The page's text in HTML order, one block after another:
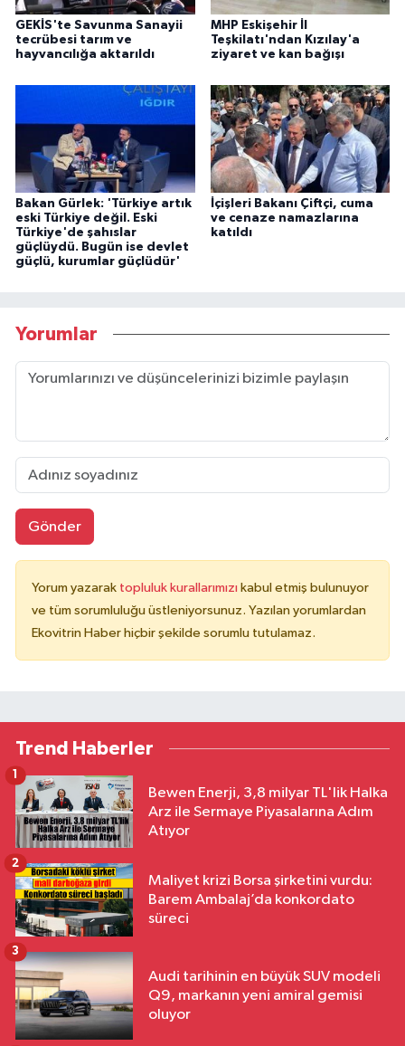
GEKİS'te Savunma Sanayii
tecrübesi tarım ve
hayvancılığa aktarıldı
MHP Eskişehir İl
Teşkilatı'ndan Kızılay'a
ziyaret ve kan bağışı
Bakan Gürlek: 'Türkiye artık
eski Türkiye değil. Eski
Türkiye'de şahıslar
güçlüydü. Bugün ise devlet
güçlü, kurumlar güçlüdür'
İçişleri Bakanı Çiftçi, cuma
ve cenaze namazlarına
katıldı
Yorumlar
Gönder
Yorum yazarak topluluk kurallarımızı kabul etmiş bulunuyor
ve tüm sorumluluğu üstleniyorsunuz. Yazılan yorumlardan
Ekovitrin Haber hiçbir şekilde sorumlu tutulamaz.
Trend Haberler
Bewen Enerji, 3,8 milyar TL'lik Halka
Arz ile Sermaye Piyasalarına Adım
Atıyor
1
Maliyet krizi Borsa şirketini vurdu:
Barem Ambalaj’da konkordato
süreci
2
Audi tarihinin en büyük SUV modeli
Q9, markanın yeni amiral gemisi
oluyor
3